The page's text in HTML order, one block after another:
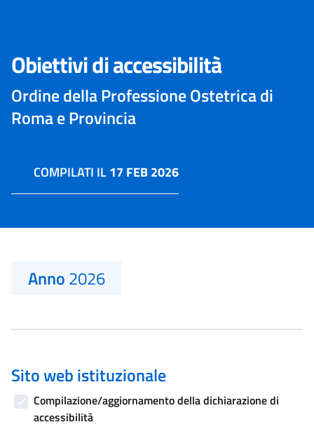
Obiettivi di accessibilità
Ordine della Professione Ostetrica di
Roma e Provincia
COMPILATI IL17 FEB 2026
Anno2026
Sito web istituzionale
Compilazione/aggiornamento della dichiarazione di
accessibilità